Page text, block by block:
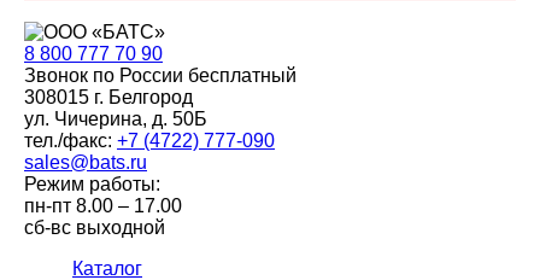
8 800 777 70 90
Звонок по России бесплатный
308015 г. Белгород
ул. Чичерина, д. 50Б
тел./факс: +7 (4722) 777-090
sales@bats.ru
Режим работы:
пн-пт 8.00 – 17.00
сб-вс выходной
Каталог